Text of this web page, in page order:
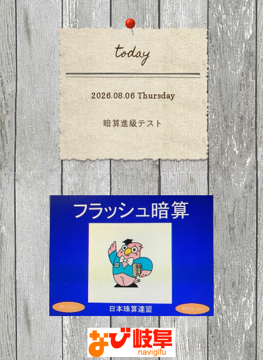
today
2026.08.06 Thursday
暗算進級テスト